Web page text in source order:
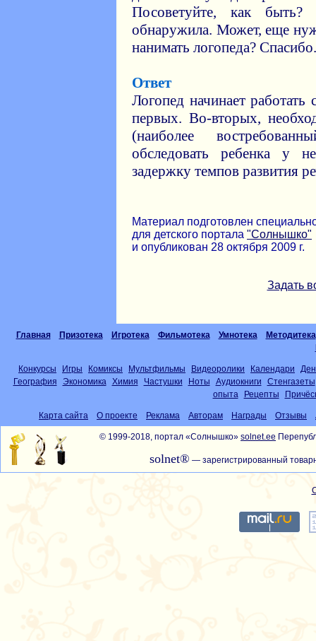
Посоветуйте, как
обнаружила. Может, еще
нанимать логопеда? Спасибо.
Ответ
Логопед начинает
первых. Во-вторых,
(наиболее
обследовать ребенка у
задержку темпов развития
Материал подготовлен
для детского портала "Солнышко"
и опубликован 28 октября 2009 г.
Задать
Главная Призотека Игротека Фильмотека Умнотека
Методитека
Конкурсы Игры Комиксы Мультфильмы Видеоролики Календари
География
Экономика Химия Частушки Ноты Аудиокниги
Стенгазеты
опыта
Рецепты
Карта сайта О проекте Реклама Авторам Награды Отзывы
© 1999-2018, портал «Солнышко» solnet.ee
solnet® — зарегистрированный